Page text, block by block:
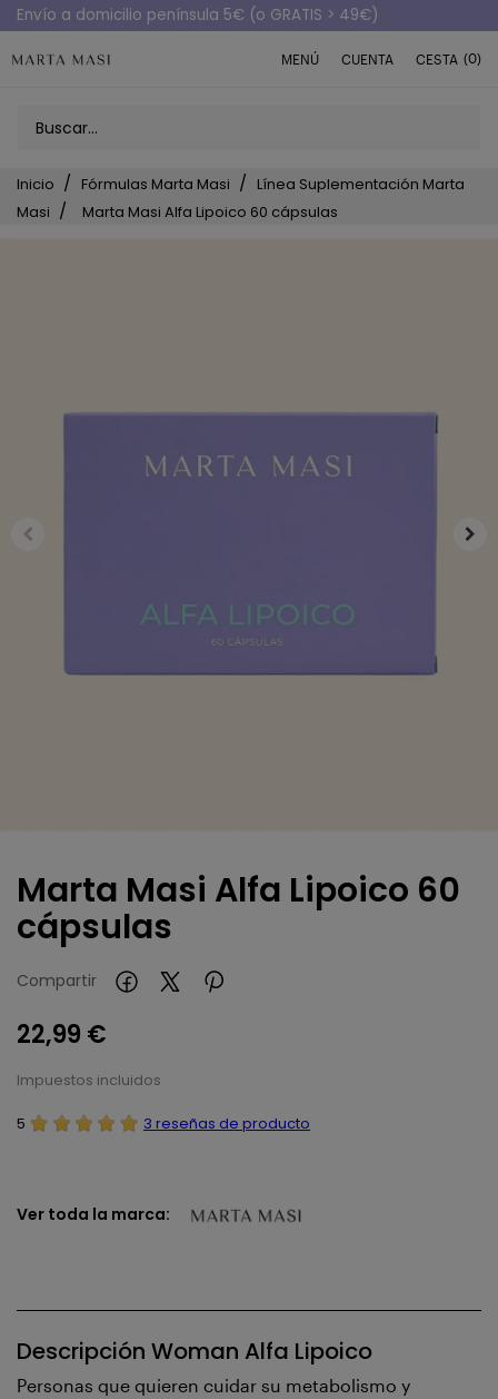
Envío a domicilio península 5€ (o GRATIS > 49€)
MENÚ CUENTA CESTA (0)
Inicio Fórmulas Marta Masi
Línea Suplementación Marta
Masi
Marta Masi Alfa Lipoico 60 cápsulas
Marta Masi Alfa Lipoico 60
cápsulas
Compartir
22,99 €
Impuestos incluidos
5 3 reseñas de producto
Ver toda la marca:
Descripción Woman Alfa Lipoico
Personas que quieren cuidar su metabolismo y